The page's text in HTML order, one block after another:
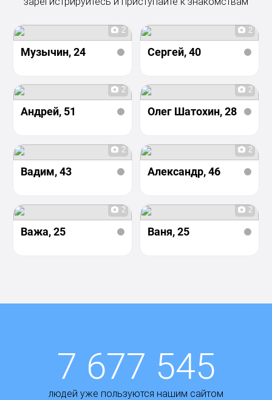
2
Музычин, 24
2
Сергей, 40
2
Андрей, 51
2
Олег Шатохин, 28
2
Вадим, 43
2
Александр, 46
2
Важа, 25
2
Ваня, 25
7 677 545
людей уже пользуются нашим сайтом